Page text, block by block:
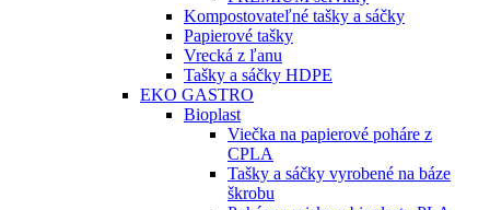
Kompostovateľné tašky a sáčky
Papierové tašky
Vrecká z ľanu
Tašky a sáčky HDPE
EKO GASTRO
Bioplast
Viečka na papierové poháre z
CPLA
Tašky a sáčky vyrobené na báze
škrobu